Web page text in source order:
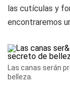
las cutículas y
encontraremos
Las canas serán
belleza.